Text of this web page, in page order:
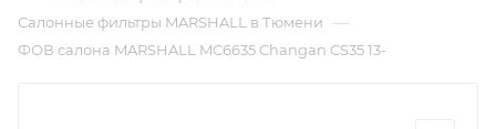
Салонные фильтры MARSHALL в Тюмени —
ФОВ салона MARSHALL MC6635 Changan CS35 13-